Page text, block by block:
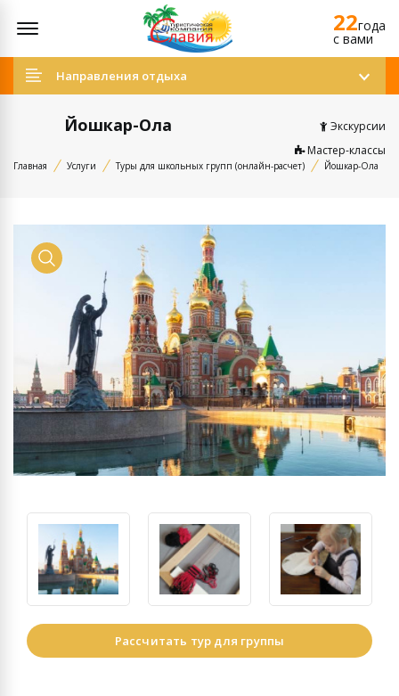
22года
c вами
Направления отдыха
Йошкар-Ола
Экскурсии
Мастер-классы
Главная Услуги Туры для школьных групп (онлайн-расчет) Йошкар-Ола
Показать
Рассчитать тур для группы